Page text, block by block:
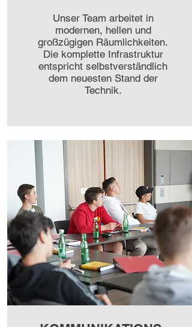
Unser Team arbeitet in
modernen, hellen und
großzügigen Räumlichkeiten.
Die komplette Infrastruktur
entspricht selbstverständlich
dem neuesten Stand der
Technik.